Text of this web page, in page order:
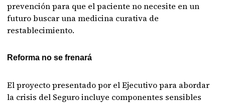
prevención para que el paciente no necesite en un
futuro buscar una medicina curativa de
restablecimiento.
Reforma no se frenará
El proyecto presentado por el Ejecutivo para abordar
la crisis del Seguro incluye componentes sensibles